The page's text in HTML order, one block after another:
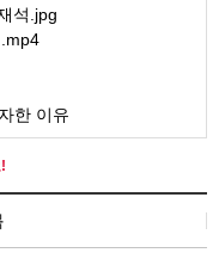
석.jpg
한 이유